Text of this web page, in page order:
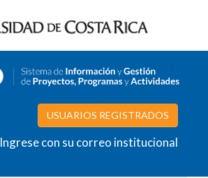
USUARIOS REGISTRADOS
Ingrese con su correo institucional